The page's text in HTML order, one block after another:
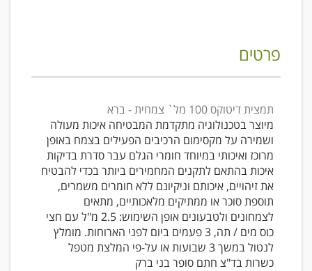
פרטים
תמצית דיטוקס 100 מל` צמחית - ברא
מיוצר בטכנולוגיה מתקדמת המבטיחה איכות מעולה
ושמירה על מקסימום הרכיבים הפעילים בצמח באופן
מרוכז ואיכותי במיוחד חומרי הגלם עבר סדרת בדיקות
איכות בהתאם לתקנים המחמירים ביותר בכדי להבטיח
את זיהויים, איכותם וניקיונם ללא חומרים משמרים,
תוספת סוכר או ממתיקים מלאכותיים, מתאים
לצמחונים ולטבעונים אופן השימוש: 2.5 מ"ל עם חצי
כוס מים / תה, 3 פעמים ביום לפני הארוחות. מומלץ
לנטול במשך 3 שבועות או על-פי המלצת מטפל
כשרות בד"צ חתם סופר בני ברק